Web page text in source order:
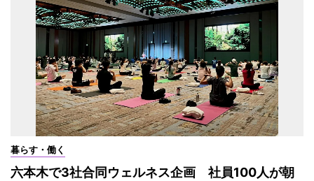
暮らす・働く
六本木で3社合同ウェルネス企画 社員100人が朝